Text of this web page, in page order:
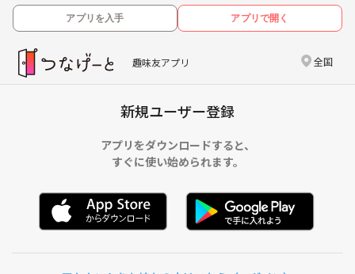
アプリを入手 アプリで開く
趣味友アプリ 全国
新規ユーザー登録
アプリをダウンロードすると、
すぐに使い始められます。